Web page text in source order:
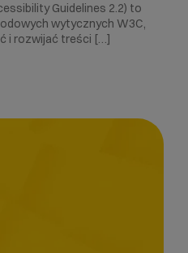
Guidelines 2.2) to
wytycznych W3C,
i rozwijać treści […]